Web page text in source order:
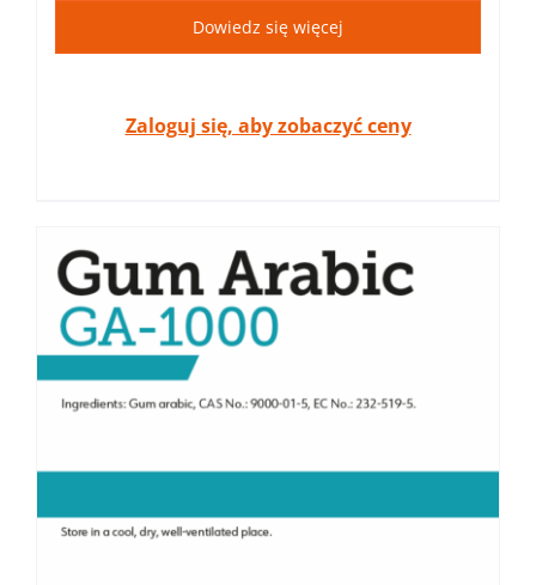
Dowiedz się więcej
Zaloguj się, aby zobaczyć ceny